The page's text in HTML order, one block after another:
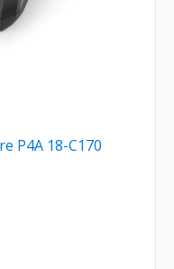
P4A 18-C170